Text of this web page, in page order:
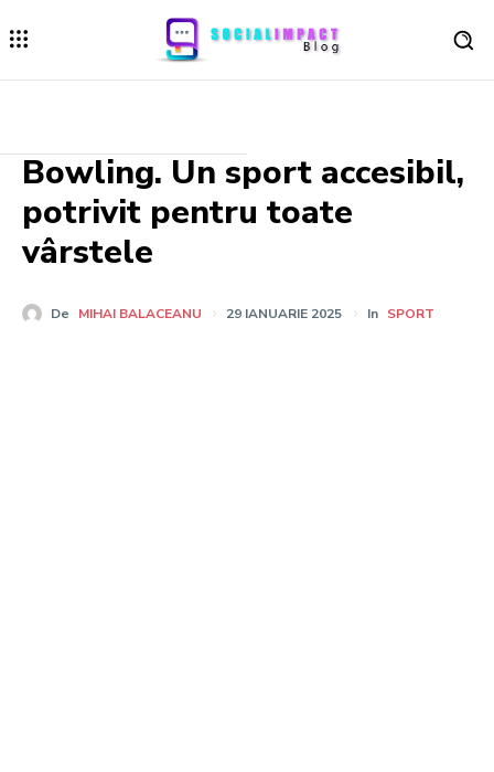
Bowling. Un sport accesibil,
potrivit pentru toate
vârstele
De MIHAI BALACEANU 29 IANUARIE 2025 In SPORT